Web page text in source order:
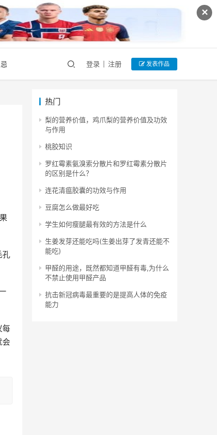
✕
登录 注册 发表作品
孔
每
会
热门
梨的营养价值，鸡爪梨的营养价值及功效
与作用
桃胶知识
罗红霉素氨溴索分散片和罗红霉素分散片
的区别是什么？
连花清瘟胶囊的功效与作用
豆腐怎么做最好吃
学生如何瘦腿最有效的方法是什么
生姜发芽还能吃吗(生姜出芽了发青还能不
能吃)
甲醛的用途，既然都知道甲醛有毒,为什么
不禁止使用甲醛产品
抗击新冠病毒最重要的是提高人体的免疫
能力